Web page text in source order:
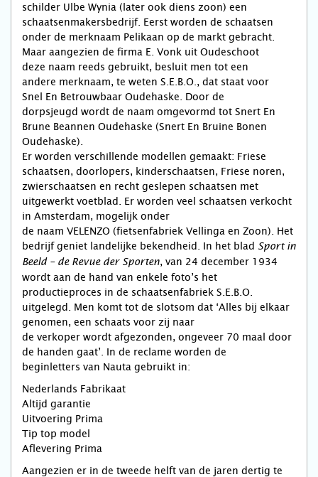
schilder Ulbe Wynia (later ook diens zoon) een
schaatsenmakersbedrijf. Eerst worden de schaatsen
onder de merknaam Pelikaan op de markt gebracht.
Maar aangezien de firma E. Vonk uit Oudeschoot
deze naam reeds gebruikt, besluit men tot een
andere merknaam, te weten S.E.B.O., dat staat voor
Snel En Betrouwbaar Oudehaske. Door de
dorpsjeugd wordt de naam omgevormd tot Snert En
Brune Beannen Oudehaske (Snert En Bruine Bonen
Oudehaske).
Er worden verschillende modellen gemaakt: Friese
schaatsen, doorlopers, kinderschaatsen, Friese noren,
zwierschaatsen en recht geslepen schaatsen met
uitgewerkt voetblad. Er worden veel schaatsen verkocht
in Amsterdam, mogelijk onder
de naam VELENZO (fietsenfabriek Vellinga en Zoon). Het
bedrijf geniet landelijke bekendheid. In het blad Sport in
Beeld – de Revue der Sporten, van 24 december 1934
wordt aan de hand van enkele foto’s het
productieproces in de schaatsenfabriek S.E.B.O.
uitgelegd. Men komt tot de slotsom dat ‘Alles bij elkaar
genomen, een schaats voor zij naar
de verkoper wordt afgezonden, ongeveer 70 maal door
de handen gaat’. In de reclame worden de
beginletters van Nauta gebruikt in:
Nederlands Fabrikaat
Altijd garantie
Uitvoering Prima
Tip top model
Aflevering Prima
Aangezien er in de tweede helft van de jaren dertig te